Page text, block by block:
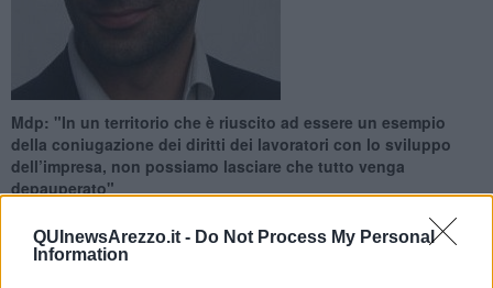
QUInewsArezzo.it - Do Not Process My Personal
Information
Mdp: "In un territorio che è riuscito ad essere un esempio
della coniugazione dei diritti dei lavoratori con lo sviluppo
dell’impresa, non possiamo lasciare che tutto venga
depauperato"